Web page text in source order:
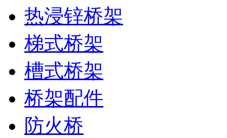
热浸锌桥架
梯式桥架
槽式桥架
桥架配件
防火桥